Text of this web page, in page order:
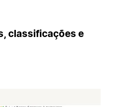
classificações e